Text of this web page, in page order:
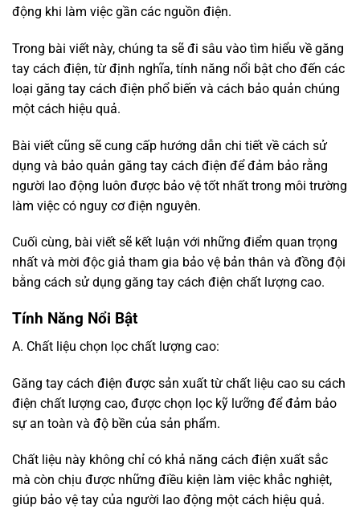
động khi làm việc gần các nguồn điện.
Trong bài viết này, chúng ta sẽ đi sâu vào tìm hiểu về găng
tay cách điện, từ định nghĩa, tính năng nổi bật cho đến các
loại găng tay cách điện phổ biến và cách bảo quản chúng
một cách hiệu quả.
Bài viết cũng sẽ cung cấp hướng dẫn chi tiết về cách sử
dụng và bảo quản găng tay cách điện để đảm bảo rằng
người lao động luôn được bảo vệ tốt nhất trong môi trường
làm việc có nguy cơ điện nguyên.
Cuối cùng, bài viết sẽ kết luận với những điểm quan trọng
nhất và mời độc giả tham gia bảo vệ bản thân và đồng đội
bằng cách sử dụng găng tay cách điện chất lượng cao.
Tính Năng Nổi Bật
A. Chất liệu chọn lọc chất lượng cao:
Găng tay cách điện được sản xuất từ chất liệu cao su cách
điện chất lượng cao, được chọn lọc kỹ lưỡng để đảm bảo
sự an toàn và độ bền của sản phẩm.
Chất liệu này không chỉ có khả năng cách điện xuất sắc
mà còn chịu được những điều kiện làm việc khắc nghiệt,
giúp bảo vệ tay của người lao động một cách hiệu quả.